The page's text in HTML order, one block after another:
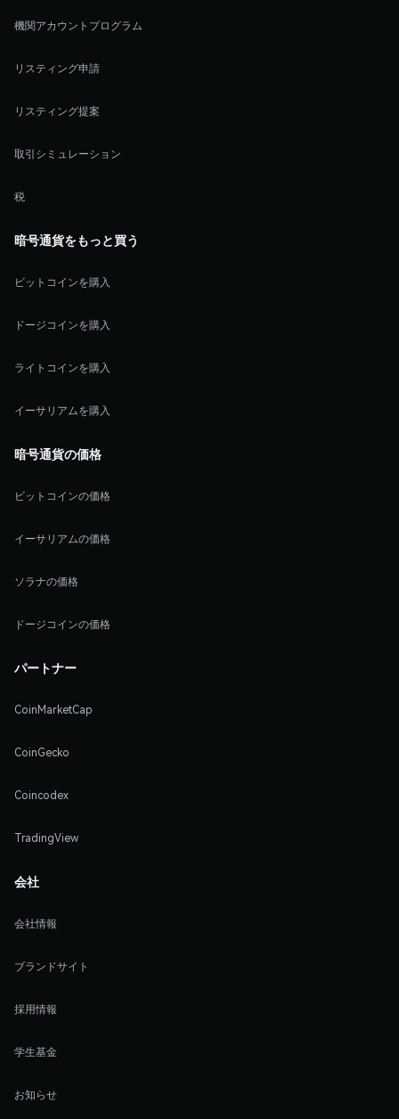
機関アカウントプログラム
リスティング申請
リスティング提案
取引シミュレーション
税
暗号通貨をもっと買う
ビットコインを購入
ドージコインを購入
ライトコインを購入
イーサリアムを購入
暗号通貨の価格
ビットコインの価格
イーサリアムの価格
ソラナの価格
ドージコインの価格
パートナー
CoinMarketCap
CoinGecko
Coincodex
TradingView
会社
会社情報
ブランドサイト
採用情報
学生基金
お知らせ